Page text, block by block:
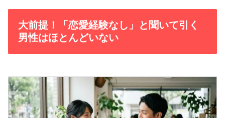
大前提！「恋愛経験なし」と聞いて引く
男性はほとんどいない